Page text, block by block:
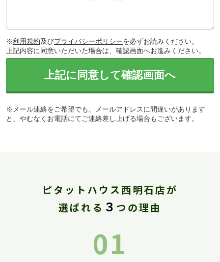
※利用規約及びプライバシーポリシーを必ずお読みください。
上記内容に同意いただいた場合は、確認画面へお進みください。
上記に同意して確認画面へ
※メール連絡をご希望でも、メールアドレスに間違いがあります
と、やむなくお電話にてご連絡差し上げる場合もございます。
ピタットハウス西明石店が
選ばれる ３ つの理由
01